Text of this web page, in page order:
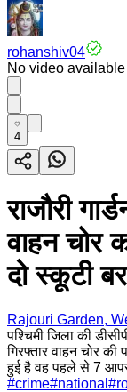
rohanshiv04
No video available
4
राजौरी
वाहन चोर
दो स्कूटी
Rajouri Garden,
पश्चिमी जिला की
गिरफ्तार वाहन चोर
हुई है वह पहले से 7
#crime#national #